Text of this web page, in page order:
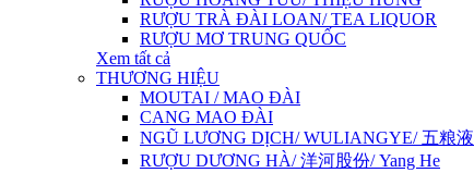
RƯỢU TRÀ ĐÀI LOAN/ TEA LIQUOR
RƯỢU MƠ TRUNG QUỐC
Xem tất cả
THƯƠNG HIỆU
MOUTAI / MAO ĐÀI
CANG MAO ĐÀI
NGŨ LƯƠNG DỊCH/ WULIANGYE/ 五粮液
RƯỢU DƯƠNG HÀ/ 洋河股份/ Yang He